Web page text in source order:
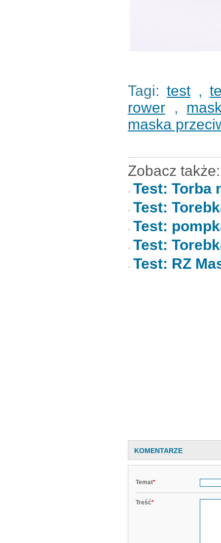
Tagi:test,
rower ,
maska
Zobacz także:
Test: Torba
Test:
Test:
Test:
Test: RZ
KOMENTARZE
Temat*
Treść*